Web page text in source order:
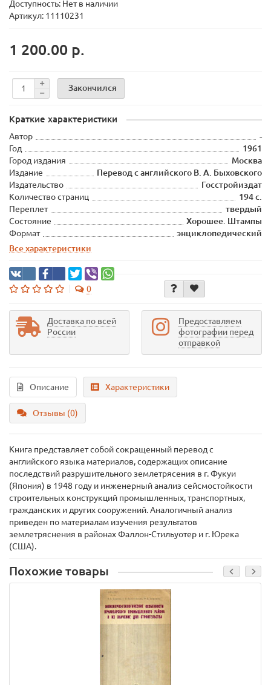
Доступность: Нет в наличии
Артикул: 11110231
1 200.00 р.
Закончился
Краткие характеристики
Автор
-
Год
1961
Город издания
Москва
Издание
Перевод с английского В. А. Быховского
Издательство
Госстройиздат
Количество страниц
194 с.
Переплет
твердый
Состояние
Хорошее. Штампы
Формат
энциклопедический
Все характеристики
0
Доставка по всей
России
Предоставляем
фотографии перед
отправкой
Описание Характеристики
Отзывы (0)
Книга представляет собой сокращенный перевод с
английского языка материалов, содержащих описание
последствий разрушительного землетрясения в г. Фукуи
(Япония) в 1948 году и инженерный анализ сейсмостойкости
строительных конструкций промышленных, транспортных,
гражданских и других сооружений. Аналогичный анализ
приведен по материалам изучения результатов
землетряснения в районах Фаллон-Стильуотер и г. Юрека
(США).
Похожие товары